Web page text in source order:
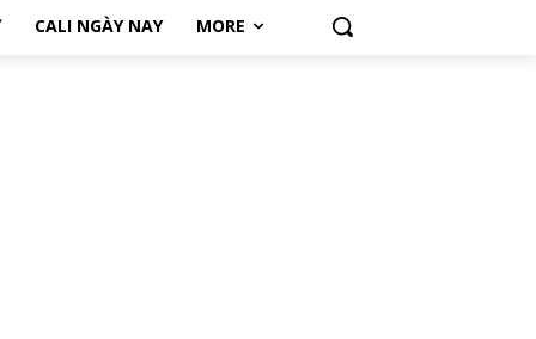
CALI NGÀY NAY MORE